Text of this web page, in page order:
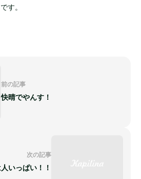
す。
前の記事
快晴でやんす！
次の記事
いっぱい！！